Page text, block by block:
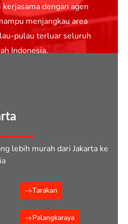
dengan agen
menjangkau area
pulau terluar seluruh
Indonesia.
lebih murah dari Jakarta ke
Tarakan
Palangkaraya